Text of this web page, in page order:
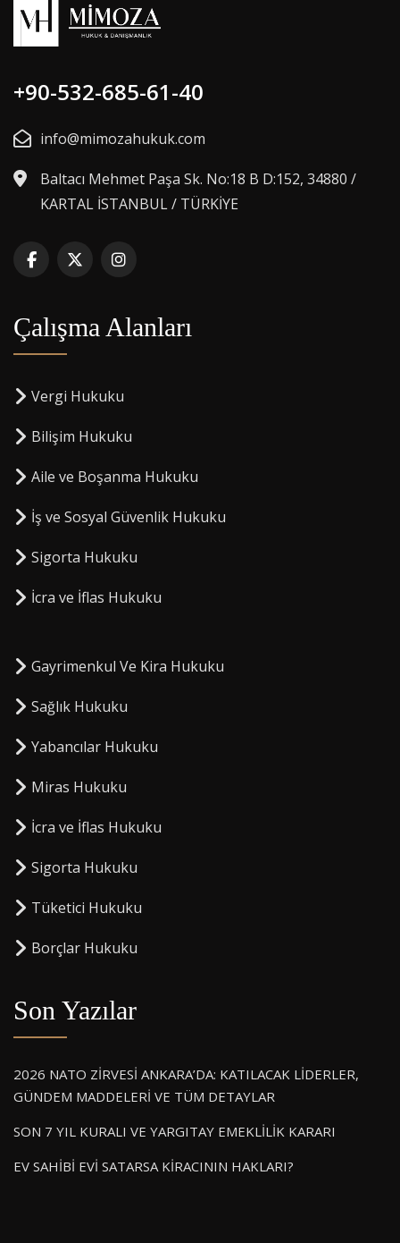
+90-532-685-61-40
info@mimozahukuk.com
Baltacı Mehmet Paşa Sk. No:18 B D:152, 34880 /
KARTAL İSTANBUL / TÜRKİYE
Çalışma Alanları
Vergi Hukuku
Bilişim Hukuku
Aile ve Boşanma Hukuku
İş ve Sosyal Güvenlik Hukuku
Sigorta Hukuku
⁠İcra ve İflas Hukuku
Gayrimenkul Ve Kira Hukuku
Sağlık Hukuku
Yabancılar Hukuku
Miras Hukuku
⁠İcra ve İflas Hukuku
Sigorta Hukuku
⁠Tüketici Hukuku
⁠Borçlar Hukuku
Son Yazılar
2026 NATO ZİRVESİ ANKARA’DA: KATILACAK LİDERLER,
GÜNDEM MADDELERİ VE TÜM DETAYLAR
SON 7 YIL KURALI VE YARGITAY EMEKLİLİK KARARI
EV SAHİBİ EVİ SATARSA KİRACININ HAKLARI?